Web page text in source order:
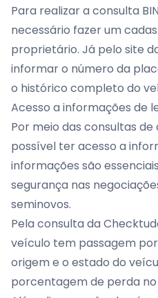
Para realizar a consulta
necessário fazer um
proprietário. Já pelo site
informar o número da
o histórico completo do
Acesso a informações de
Por meio das consultas
possível ter acesso a
informações são
segurança nas
seminovos.
Pela consulta da
veículo tem passagem
origem e o estado do
porcentagem de perda